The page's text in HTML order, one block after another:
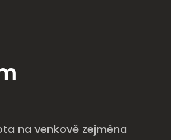
na venkově zejména